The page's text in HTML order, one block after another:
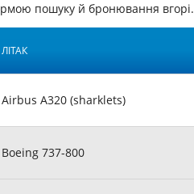
пошуку й бронювання вгорі.
ЛІТАК
Airbus A320 (sharklets)
Boeing 737-800